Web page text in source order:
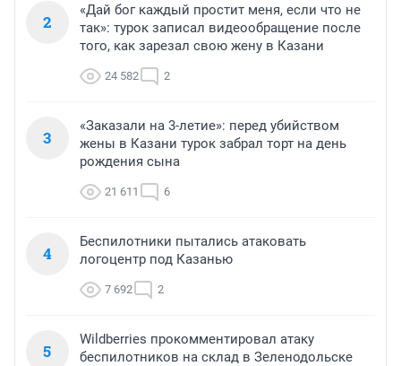
2
«Дай бог каждый простит меня, если что не
так»: турок записал видеообращение после
того, как зарезал свою жену в Казани
24 582 2
3
«Заказали на 3-летие»: перед убийством
жены в Казани турок забрал торт на день
рождения сына
21 611 6
4
Беспилотники пытались атаковать
логоцентр под Казанью
7 692 2
5
Wildberries прокомментировал атаку
беспилотников на склад в Зеленодольске